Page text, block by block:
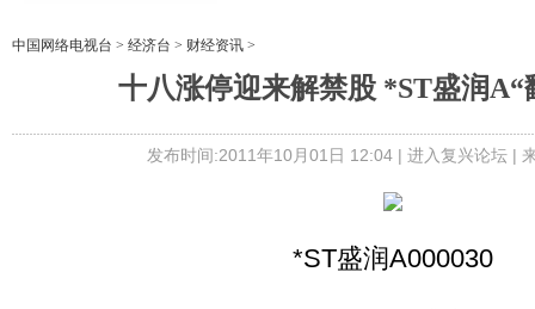
中国网络电视台 > 经济台 > 财经资讯 >
十八涨停迎来解禁股 *ST盛润A“
发布时间:2011年10月01日 12:04 | 进入复兴论坛|
*ST盛润A000030